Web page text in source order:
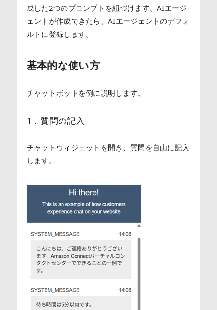
成した2つのプロンプトを紐づけます。AIエージ
ェントが作成できたら、AIエージェントのデフォ
ルトに登録します。
基本的な使い方
チャットボットを例に説明します。
1．質問の記入
チャットウィジェットを開き、質問を自由に記入
します。